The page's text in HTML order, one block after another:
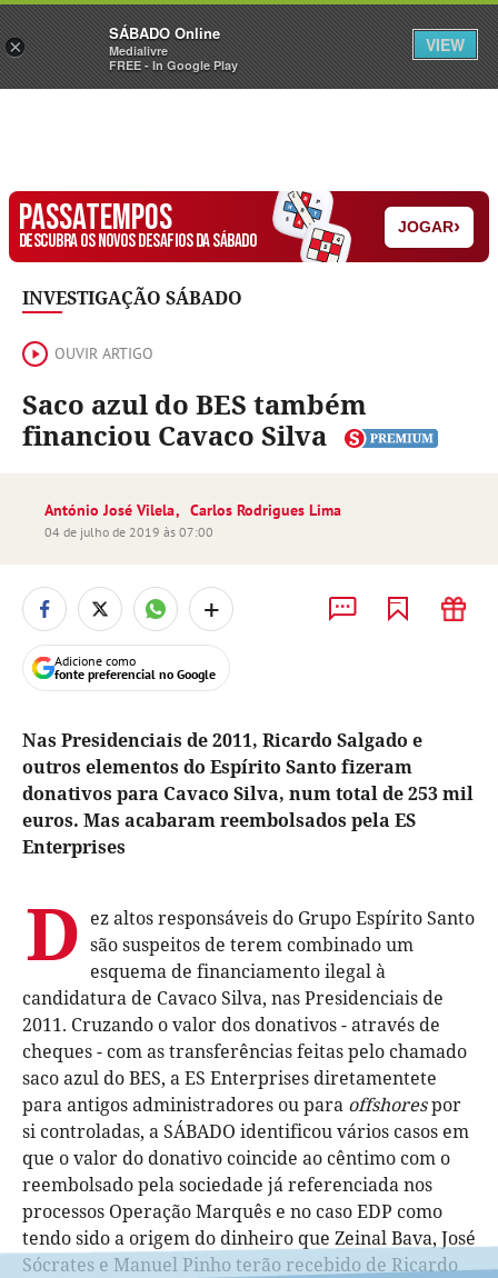
Sábado Assine Iniciar Sessão
PASSATEMPOS
DESCUBRA OS NOVOS DESAFIOS DA SÁBADO
JOGAR›
INVESTIGAÇÃO SÁBADO
OUVIR ARTIGO
Saco azul do BES também
financiou Cavaco Silva
António José Vilela Carlos Rodrigues Lima
04 de julho de 2019 às 07:00
+
Adicione como
fonte preferencial no Google
Nas Presidenciais de 2011, Ricardo Salgado e
outros elementos do Espírito Santo fizeram
donativos para Cavaco Silva, num total de 253 mil
euros. Mas acabaram reembolsados pela ES
Enterprises
D ez altos responsáveis do Grupo Espírito Santo
são suspeitos de terem combinado um
esquema de financiamento ilegal à
candidatura de Cavaco Silva, nas Presidenciais de
2011. Cruzando o valor dos donativos - através de
cheques - com as transferências feitas pelo chamado
saco azul do BES, a ES Enterprises diretamentete
para antigos administradores ou para offshorespor
si controladas, a SÁBADO identificou vários casos em
que o valor do donativo coincide ao cêntimo com o
reembolsado pela sociedade já referenciada nos
processos Operação Marquês e no caso EDP como
tendo sido a origem do dinheiro que Zeinal Bava, José
Sócrates e Manuel Pinho terão recebido de Ricardo
×
SÁBADO Online
Medialivre
FREE - In Google Play
VIEW